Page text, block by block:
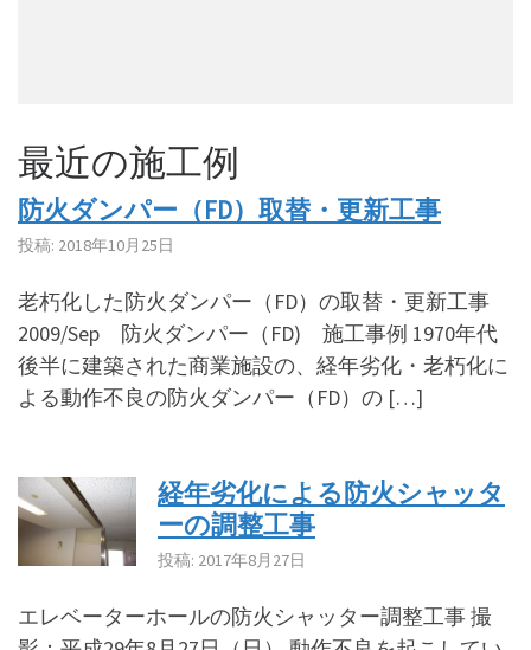
最近の施工例
防火ダンパー（FD）取替・更新工事
投稿: 2018年10月25日
老朽化した防火ダンパー（FD）の取替・更新工事
2009/Sep 防火ダンパー（FD) 施工事例 1970年代
後半に建築された商業施設の、経年劣化・老朽化に
よる動作不良の防火ダンパー（FD）の […]
経年劣化による防火シャッタ
ーの調整工事
投稿: 2017年8月27日
エレベーターホールの防火シャッター調整工事 撮